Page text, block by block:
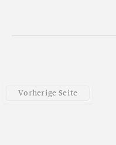
Vo rherige Seite